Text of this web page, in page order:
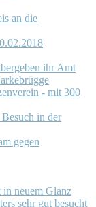
an die
ihr Amt
- mit 300
in der
gegen
in neuem Glanz
sehr gut besucht